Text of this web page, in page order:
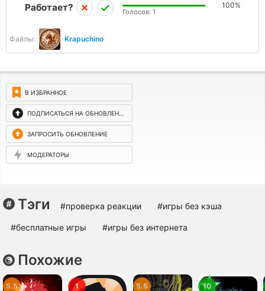
Файлы: Krapuchino
Работает? 100%
Голосов: 1
В ИЗБРАННОЕ
ПОДПИСАТЬСЯ НА ОБНОВЛЕНИЯ
ЗАПРОСИТЬ ОБНОВЛЕНИЕ
МОДЕРАТОРЫ
Тэги #проверка реакции #игры без кэша
#бесплатные игры #игры без интернета
Похожие
5.5 1 5.5 10